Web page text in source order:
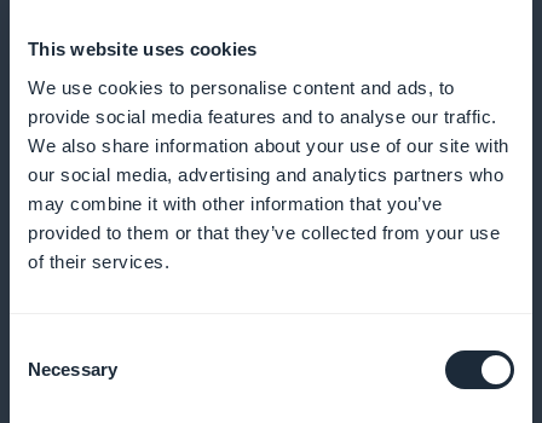
This website uses cookies
We use cookies to personalise content and ads, to
provide social media features and to analyse our traffic.
We also share information about your use of our site with
our social media, advertising and analytics partners who
may combine it with other information that you’ve
provided to them or that they’ve collected from your use
of their services.
Selection
Necessary
Monitoramento do progresso
Use ferramentas de análise para medir o impacto de